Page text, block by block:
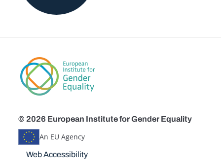
© 2026 European Institute for Gender Equality
An EU Agency
Disclaimers
Web Accessibility